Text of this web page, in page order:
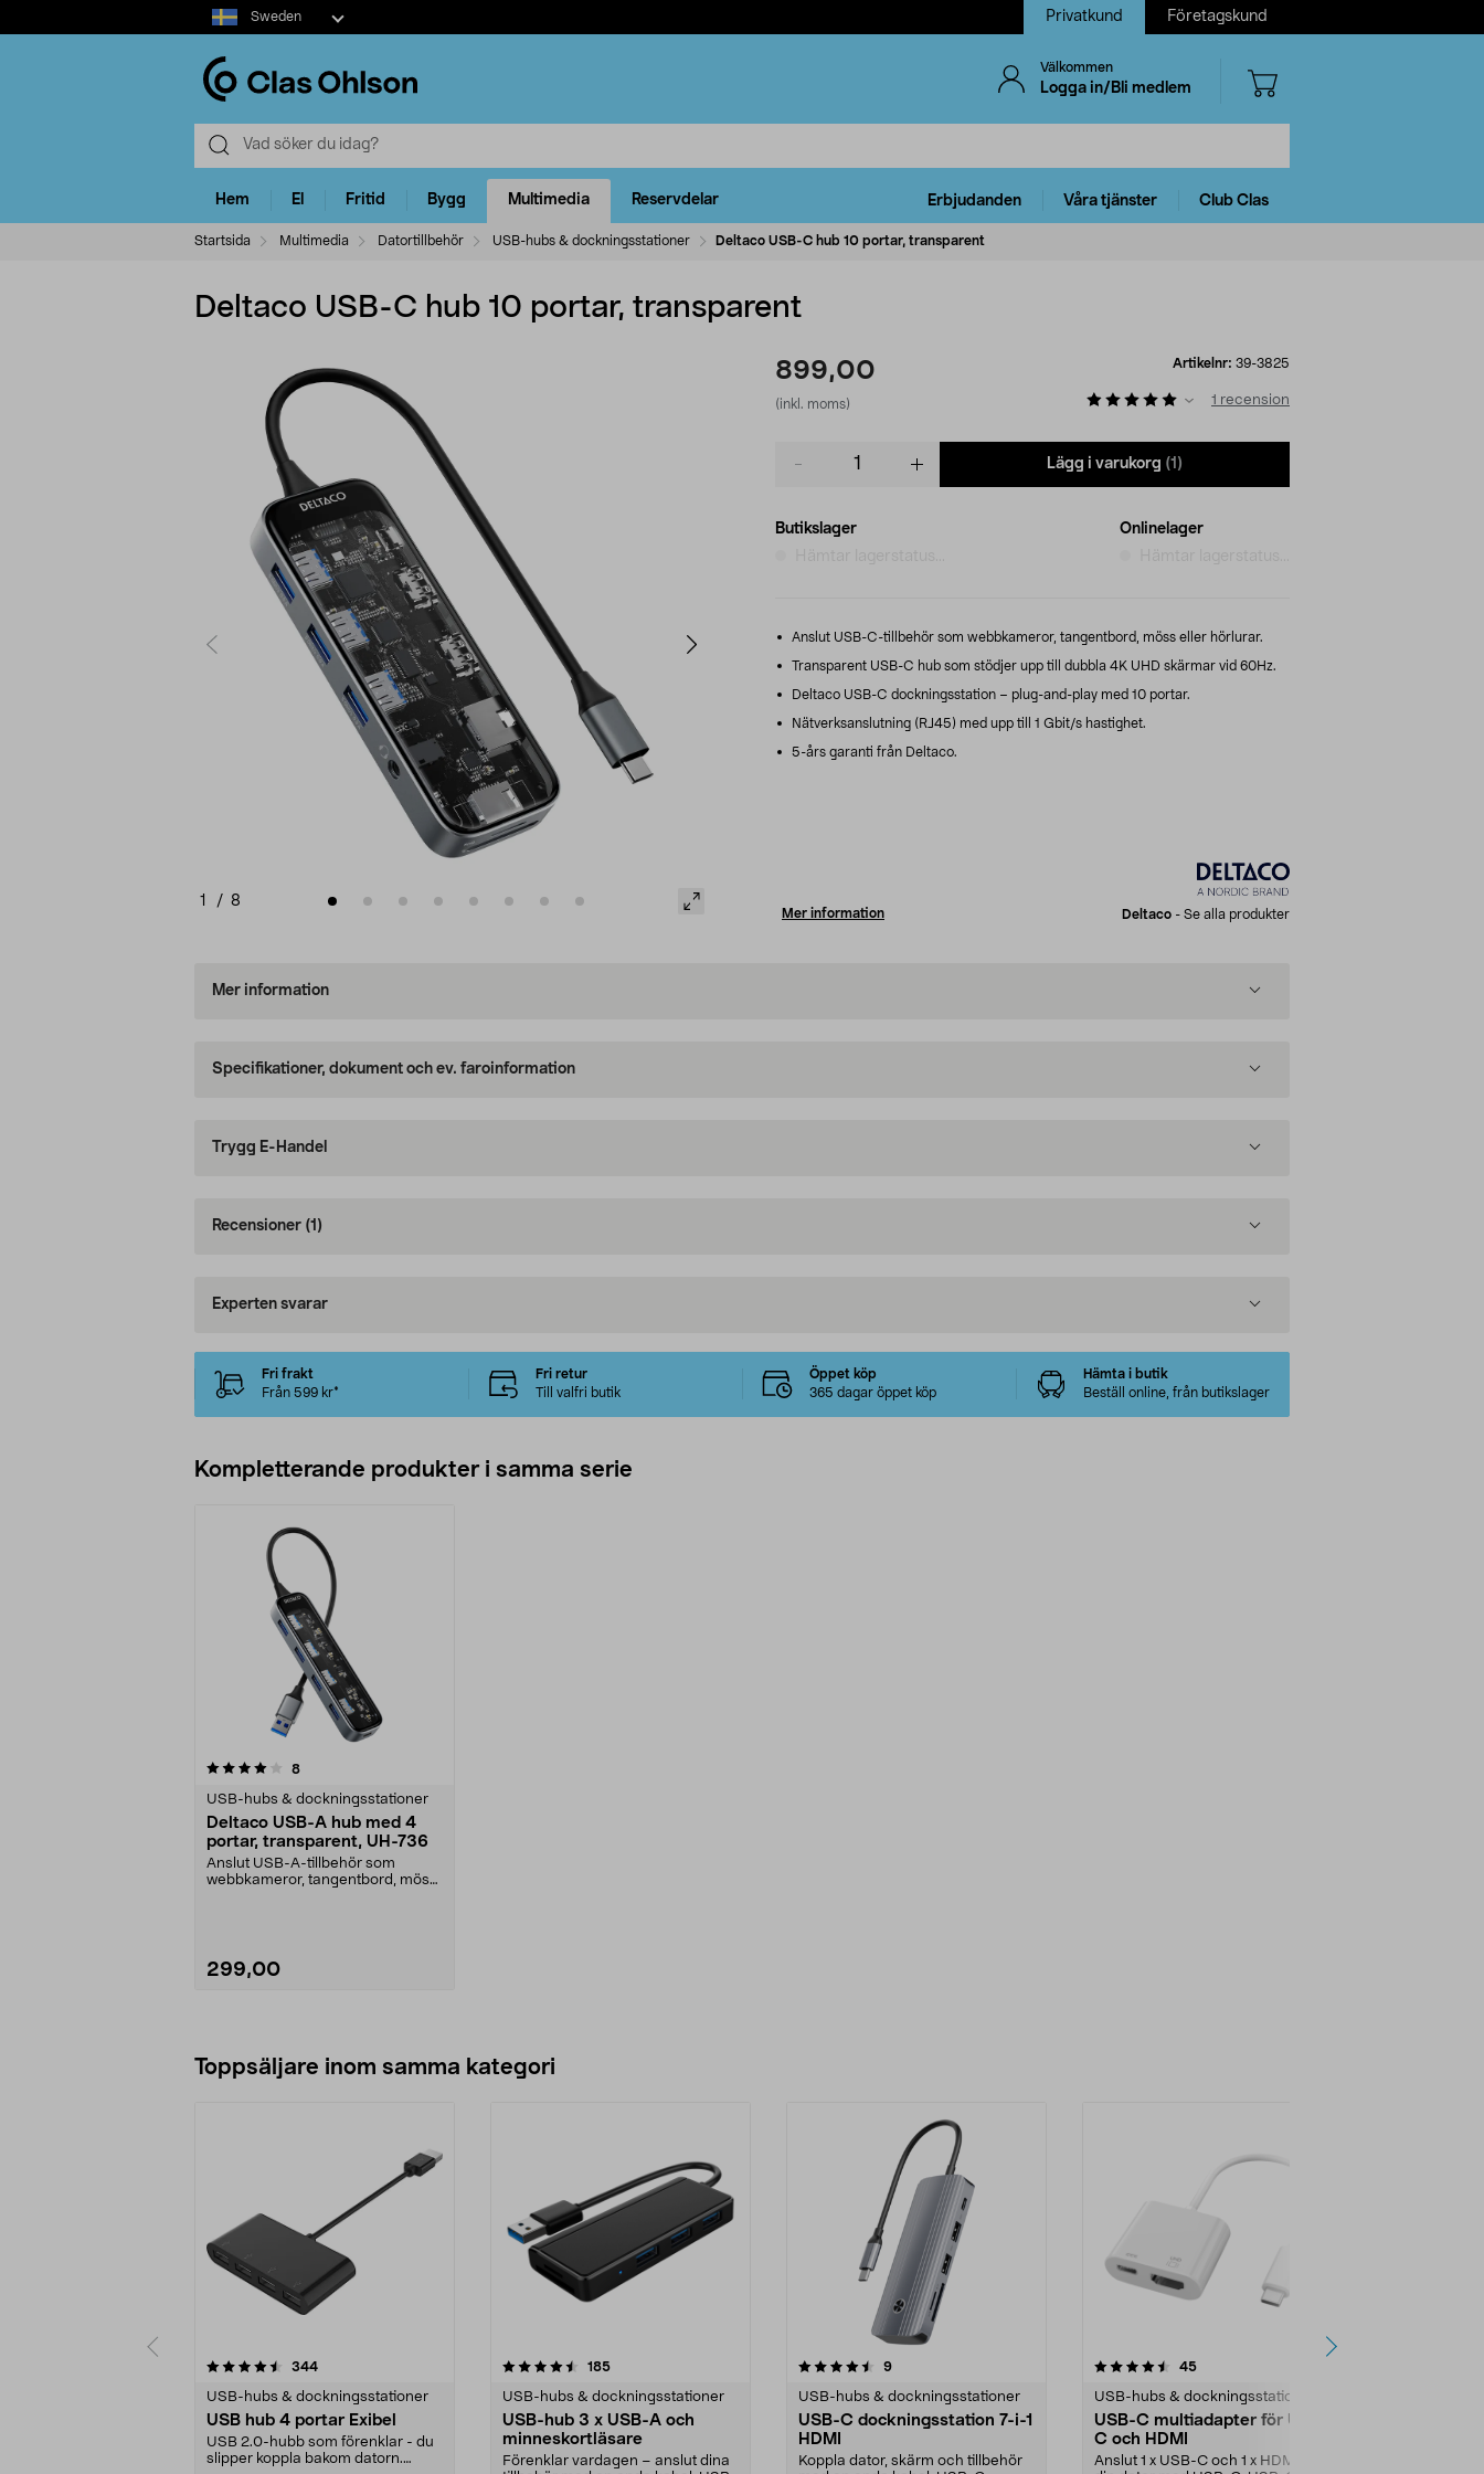
Select
market
Sweden Privatkund Företagskund
Välkommen
Logga in/Bli medlem
Hem El Fritid Bygg Multimedia Reservdelar Erbjudanden Våra tjänster Club Clas
Startsida Multimedia Datortillbehör USB-hubs & dockningsstationer Deltaco USB-C hub 10 portar, transparent
Deltaco USB-C hub 10 portar, transparent
1 / 8
899,00
(inkl. moms)
Artikelnr: 39-3825
1 recension
Lägg i varukorg (1)
Butikslager
Onlinelager
Anslut USB-C-tillbehör som webbkameror, tangentbord, möss eller hörlurar.
Transparent USB-C hub som stödjer upp till dubbla 4K UHD skärmar vid 60Hz.
Deltaco USB-C dockningsstation – plug-and-play med 10 portar.
Nätverksanslutning (RJ45) med upp till 1 Gbit/s hastighet.
5-års garanti från Deltaco.
Mer information Deltaco - Se alla produkter
Mer information
Specifikationer, dokument och ev. faroinformation
Trygg E-Handel
Recensioner (1)
Experten svarar
Fri frakt
Från 599 kr*
Fri retur
Till valfri butik
Öppet köp
365 dagar öppet köp
Hämta i butik
Beställ online, från butikslager
Kompletterande produkter i samma serie
8recensioner
USB-hubs & dockningsstationer
Deltaco USB-A hub med 4
portar, transparent, UH-736
Anslut USB-A-tillbehör som
webbkameror, tangentbord, möss
299,00
Toppsäljare inom samma kategori
344recensioner
USB-hubs & dockningsstationer
USB hub 4 portar Exibel
USB 2.0-hubb som förenklar - du
slipper koppla bakom datorn.
4.5 av 5 stjärnor 185recensioner
USB-hubs & dockningsstationer
USB-hub 3 x USB-A och
minneskortläsare
Förenklar vardagen – anslut dina
4.5 av 5 stjärnor 9recensioner
USB-hubs & dockningsstationer
USB-C dockningsstation 7-i-1
HDMI
Koppla dator, skärm och tillbehör
4.5 av 5 stjärnor 45recensioner
USB-hubs & dockningsstationer
USB-C multiadapter för USB-
C och HDMI
Anslut 1 x USB-C och 1 x HDMI till
4.5 av 5 stjärnor